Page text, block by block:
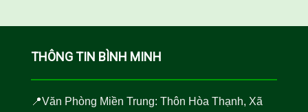
THÔNG TIN BÌNH MINH
📍Văn Phòng Miền Trung: Thôn Hòa Thạnh, Xã